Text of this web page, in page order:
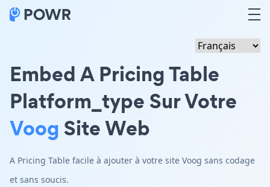
Embed A Pricing Table
Platform_type Sur Votre
VoogSite Web
A Pricing Table facile à ajouter à votre site Voog sans codage
et sans soucis.